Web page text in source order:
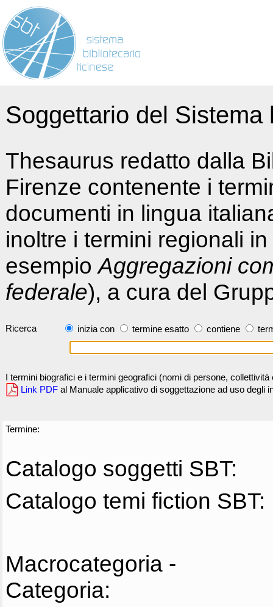
Soggettario del
Thesaurus redatto dalla
Firenze contenente i
documenti in lingua
inoltre i termini regionali
esempioAggregazioni
federale), a cura del
Ricerca inizia con termine esatto contiene
I termini biografici e i termini geografici (nomi di persone,
Link PDF al Manuale applicativo di soggettazione ad uso degli
Termine:
Catalogo soggetti SBT:
Catalogo temi fiction SBT:
Macrocategoria -
Categoria: